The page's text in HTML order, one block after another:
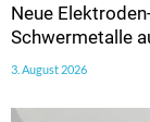
Neue
Schwermetalle
3. August 2026